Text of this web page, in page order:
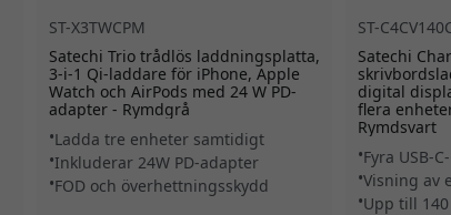
ST-X3TWCPM
Satechi Trio trådlös laddningsplatta,
3-i-1 Qi-laddare för iPhone, Apple
Watch och AirPods med 24 W PD-
adapter - Rymdgrå
Ladda tre enheter samtidigt
Inkluderar 24W PD-adapter
FOD och överhettningsskydd
ST-
Satechi
digital
flera
Rymdsvart
Fyra USB-
Visning av
Upp till